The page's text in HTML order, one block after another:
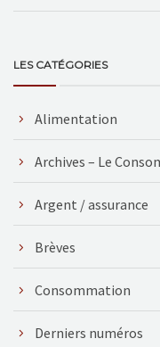
LES CATÉGORIES
Alimentation
Archives – Le
Argent / assurance
Brèves
Consommation
Derniers numéros